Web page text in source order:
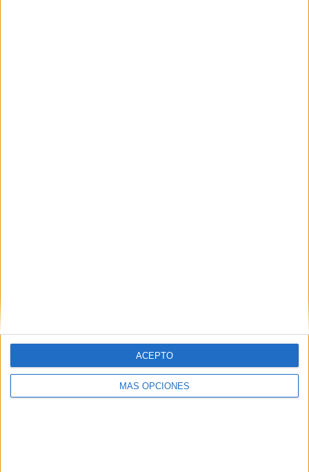
MÁS OPCIONES
ACEPTO
Política editorial
Grupo Faro © 2023